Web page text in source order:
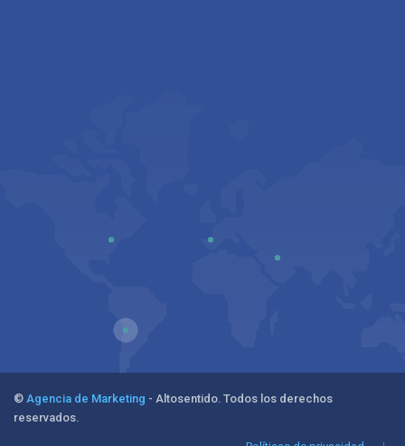
© Agencia de Marketing - Altosentido. Todos los derechos
reservados.